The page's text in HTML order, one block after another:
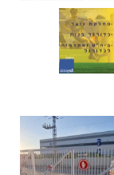
שערים חשמליים
חוקי